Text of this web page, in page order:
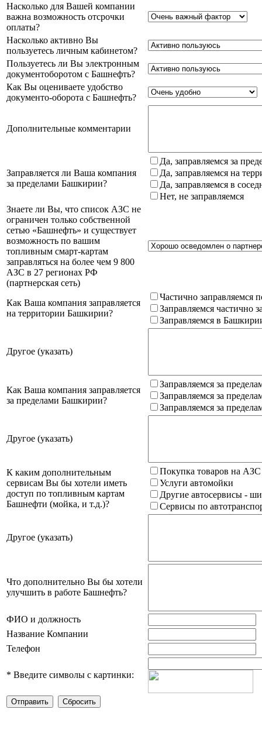
Насколько для Вашей компании
важна возможность отсрочки
оплаты?
Насколько активно Вы
пользуетесь личным кабинетом?
Пользуетесь ли Вы электронным
документоборотом с Башнефть?
Как Вы оцениваете удобство
документо-оборота с Башнефть?
Дополнительные комментарии
Заправляется ли Ваша компания
за пределами Башкирии?
Да, заправляемся за
Да, заправляемся на
Да, заправляемся в
Нет, не заправляемся
Знаете ли Вы, что список АЗС не
ограничен только собственной
сетью «Башнефть» и существует
возможность по вашим
топливным смарт-картам
заправляться на более чем 9 800
АЗС в 27 регионах РФ
(партнерская сеть)
Как Ваша компания заправляется
на территории Башкирии?
Частично заправляемся
Заправляемся частично
Заправляемся в
Другое (указать)
Как Ваша компания заправляется
за пределами Башкирии?
Заправляемся за
Заправляемся за
Заправляемся за
Другое (указать)
К каким дополнительным
сервисам Вы бы хотели иметь
доступ по топливным картам
Башнефти (мойка, и т.д.)?
Покупка товаров на
Услуги автомойки
Другие автосервисы -
Сервисы по
Другое (указать)
Что дополнительно Вы бы хотели
улучшить в работе Башнефть?
ФИО и должность
Название Компании
Телефон
* Введите символы с картинки: